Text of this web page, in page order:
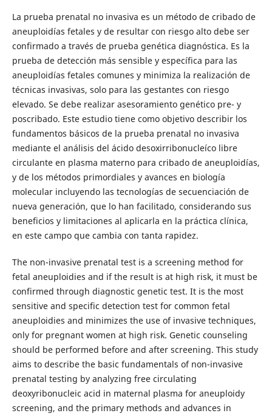
La prueba prenatal no invasiva es un método de cribado de
aneuploidías fetales y de resultar con riesgo alto debe ser
confirmado a través de prueba genética diagnóstica. Es la
prueba de detección más sensible y específica para las
aneuploidías fetales comunes y minimiza la realización de
técnicas invasivas, solo para las gestantes con riesgo
elevado. Se debe realizar asesoramiento genético pre- y
poscribado. Este estudio tiene como objetivo describir los
fundamentos básicos de la prueba prenatal no invasiva
mediante el análisis del ácido desoxirribonucleíco libre
circulante en plasma materno para cribado de aneuploidías,
y de los métodos primordiales y avances en biología
molecular incluyendo las tecnologías de secuenciación de
nueva generación, que lo han facilitado, considerando sus
beneficios y limitaciones al aplicarla en la práctica clínica,
en este campo que cambia con tanta rapidez.
The non-invasive prenatal test is a screening method for
fetal aneuploidies and if the result is at high risk, it must be
confirmed through diagnostic genetic test. It is the most
sensitive and specific detection test for common fetal
aneuploidies and minimizes the use of invasive techniques,
only for pregnant women at high risk. Genetic counseling
should be performed before and after screening. This study
aims to describe the basic fundamentals of non-invasive
prenatal testing by analyzing free circulating
deoxyribonucleic acid in maternal plasma for aneuploidy
screening, and the primary methods and advances in